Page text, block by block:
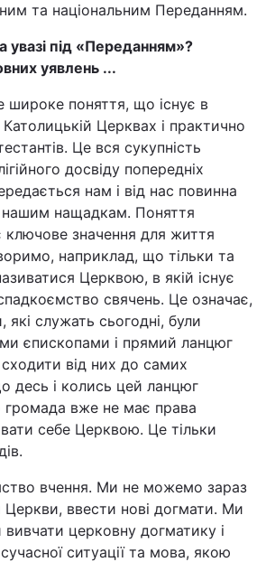
та національним Переданням.
під «Переданням»?
уявлень ...
широке поняття, що існує в
Католицькій Церквах і практично
Це вся сукупність
досвіду попередніх
нам і від нас повинна
нашим нащадкам. Поняття
значення для життя
наприклад, що тільки та
Церквою, в якій існує
свячень. Це означає,
які служать сьогодні, були
єпископами і прямий ланцюг
від них до самих
десь і колись цей ланцюг
громада вже не має права
себе Церквою. Це тільки
вчення. Ми не можемо зараз
Церкви, ввести нові догмати. Ми
церковну догматику і
ситуації та мова, якою